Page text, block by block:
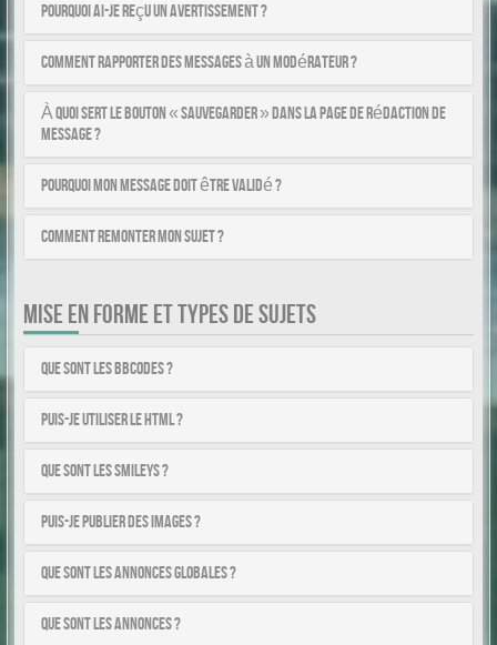
Pourquoi ai-je reçu un avertissement ?
Comment rapporter des messages à un modérateur ?
À quoi sert le bouton « Sauvegarder » dans la page de rédaction de
message ?
Pourquoi mon message doit être validé ?
Comment remonter mon sujet ?
MISE EN FORME ET TYPES DE SUJETS
Que sont les BBCodes ?
Puis-je utiliser le HTML ?
Que sont les smileys ?
Puis-je publier des images ?
Que sont les annonces globales ?
Que sont les annonces ?